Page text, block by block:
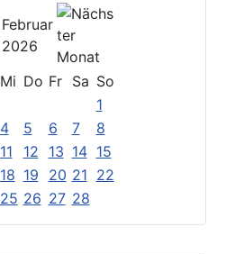
Februar
2026
Mi Do Fr Sa So
1
4 5 6 7
8
11 12 13 14 15
18 19 20 21 22
25 26 27 28